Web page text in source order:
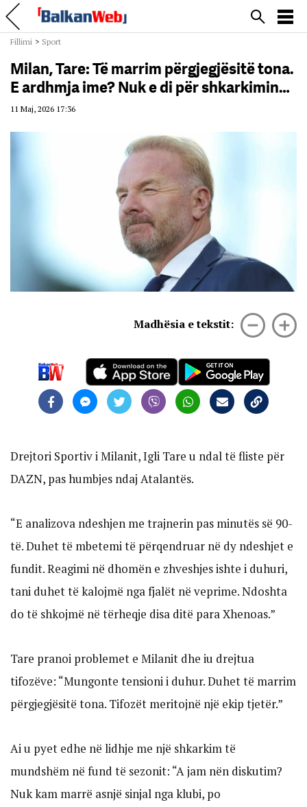
Fillimi > Sport
Milan, Tare: Të marrim përgjegjësitë tona.
E ardhmja ime? Nuk e di për shkarkimin…
11 Maj, 2026 17:36
Madhësia e tekstit:
Drejtori Sportiv i Milanit, Igli Tare u ndal të fliste për
DAZN, pas humbjes ndaj Atalantës.
“E analizova ndeshjen me trajnerin pas minutës së 90-
të. Duhet të mbetemi të përqendruar në dy ndeshjet e
fundit. Reagimi në dhomën e zhveshjes ishte i duhuri,
tani duhet të kalojmë nga fjalët në veprime. Ndoshta
do të shkojmë në tërheqje disa ditë para Xhenoas.”
Tare pranoi problemet e Milanit dhe iu drejtua
tifozëve: “Mungonte tensioni i duhur. Duhet të marrim
përgjegjësitë tona. Tifozët meritojnë një ekip tjetër.”
Ai u pyet edhe në lidhje me një shkarkim të
mundshëm në fund të sezonit: “A jam nën diskutim?
Nuk kam marrë asnjë sinjal nga klubi, po